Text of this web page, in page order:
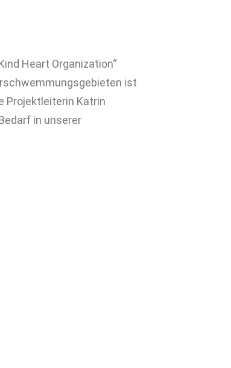
Heart Organization“
ist
Projektleiterin Katrin
in unserer